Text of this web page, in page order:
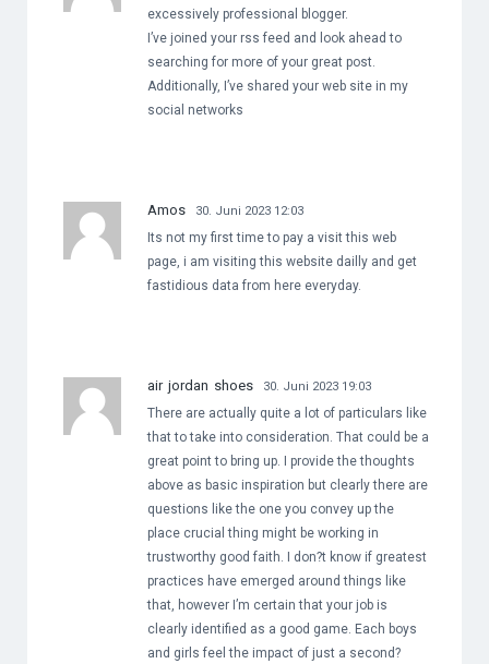
excessively professional blogger.
I’ve joined your rss feed and look ahead to
searching for more of your great post.
Additionally, I’ve shared your web site in my
social networks
Amos 30. Juni 2023 12:03
Its not my first time to pay a visit this web
page, i am visiting this website dailly and get
fastidious data from here everyday.
air jordan shoes 30. Juni 2023 19:03
There are actually quite a lot of particulars like
that to take into consideration. That could be a
great point to bring up. I provide the thoughts
above as basic inspiration but clearly there are
questions like the one you convey up the
place crucial thing might be working in
trustworthy good faith. I don?t know if greatest
practices have emerged around things like
that, however I’m certain that your job is
clearly identified as a good game. Each boys
and girls feel the impact of just a second?